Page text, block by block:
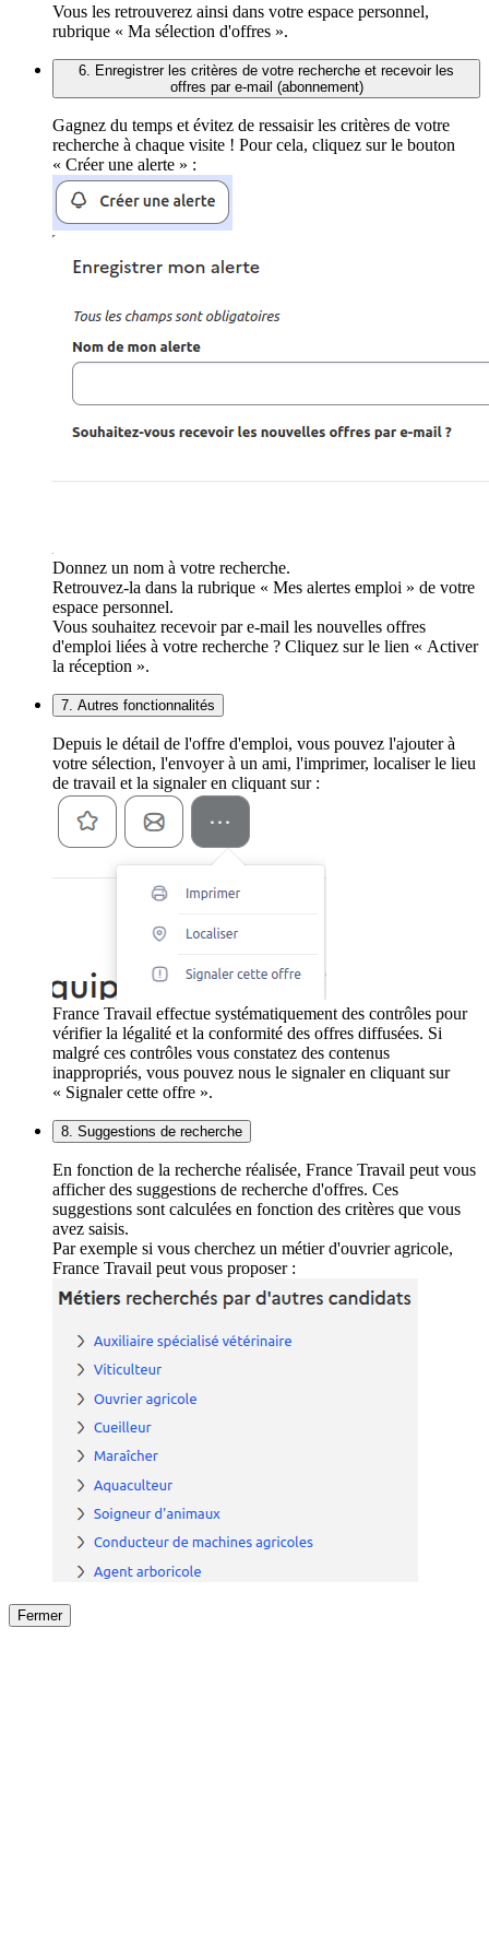
Vous les retrouverez ainsi dans votre espace personnel,
rubrique « Ma sélection d'offres ».
6. Enregistrer les critères de votre recherche et recevoir les
offres par e-mail (abonnement)
Gagnez du temps et évitez de ressaisir les critères de votre
recherche à chaque visite ! Pour cela, cliquez sur le bouton
« Créer une alerte » :
Donnez un nom à votre recherche.
Retrouvez-la dans la rubrique « Mes alertes emploi » de votre
espace personnel.
Vous souhaitez recevoir par e-mail les nouvelles offres
d'emploi liées à votre recherche ? Cliquez sur le lien « Activer
la réception ».
7. Autres fonctionnalités
Depuis le détail de l'offre d'emploi, vous pouvez l'ajouter à
votre sélection, l'envoyer à un ami, l'imprimer, localiser le lieu
de travail et la signaler en cliquant sur :
France Travail effectue systématiquement des contrôles pour
vérifier la légalité et la conformité des offres diffusées. Si
malgré ces contrôles vous constatez des contenus
inappropriés, vous pouvez nous le signaler en cliquant sur
« Signaler cette offre ».
8. Suggestions de recherche
En fonction de la recherche réalisée, France Travail peut vous
afficher des suggestions de recherche d'offres. Ces
suggestions sont calculées en fonction des critères que vous
avez saisis.
Par exemple si vous cherchez un métier d'ouvrier agricole,
France Travail peut vous proposer :
Fermer